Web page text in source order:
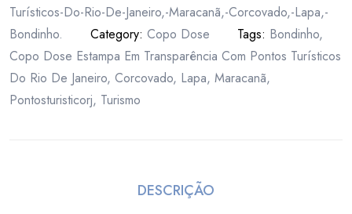
Turísticos-Do-Rio-De-Janeiro,-Maracanã,-Corcovado,-Lapa,-
Bondinho.
Category: Copo Dose Tags: Bondinho,
Copo Dose Estampa Em Transparência Com Pontos Turísticos
Do Rio De Janeiro, Corcovado, Lapa, Maracanã,
Pontosturisticorj, Turismo
DESCRIÇÃO